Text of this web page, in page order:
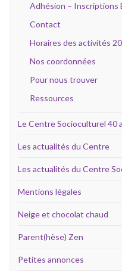
Adhésion – Inscriptions
Contact
Horaires des activités
Nos coordonnées
Pour nous trouver
Ressources
Le Centre Socioculturel 40
Les actualités du Centre
Les actualités du Centre
Mentions légales
Neige et chocolat chaud
Parent(hèse) Zen
Petites annonces